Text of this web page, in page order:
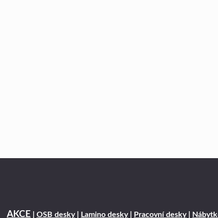
AKCE OSB desky| Lamino desky| Pracovní desky|